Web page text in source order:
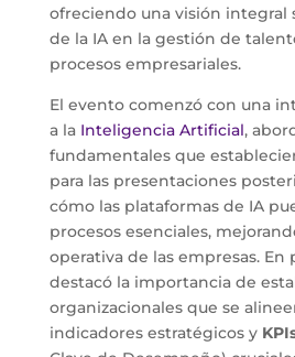
ofreciendo una visión integral
de la IA en la gestión de
procesos empresariales.
El evento comenzó con una
a la Inteligencia Artificial,
fundamentales que
para las presentaciones
cómo las plataformas de IA
procesos esenciales,
operativa de las empresas. En
destacó la importancia de
organizacionales que se
indicadores estratégicos y